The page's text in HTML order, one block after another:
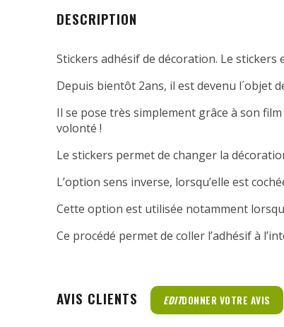
DESCRIPTION
Stickers adhésif de décoration. Le
Depuis bientôt 2ans, il est devenu l´objet
Il se pose très simplement grâce à son
volonté !
Le stickers permet de changer la
L’option sens inverse, lorsqu’elle est
Cette option est utilisée notamment
Ce procédé permet de coller l’adhésif à
AVIS CLIENTS EDITDONNER VOTRE AVIS